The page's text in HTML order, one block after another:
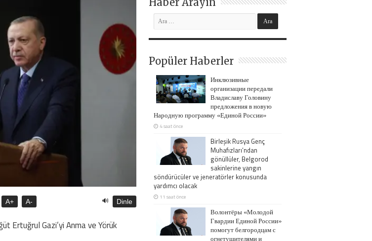
A+ A- 🔊 Dinle
Ertuğrul Gazi’yi Anma ve Yörük
Popüler Haberler
Инклюзивные
организации передали
Владиславу Головину
предложения в новую
Народную программу «Единой России»
4 saat önce
Birleşik Rusya Genç
Muhafızları’ndan
gönüllüler, Belgorod
sakinlerine yangın
söndürücüler ve jeneratörler konusunda
yardımcı olacak
11 saat önce
Волонтёры «Молодой
Гвардии Единой России»
помогут белгородцам с
огнетушителями и